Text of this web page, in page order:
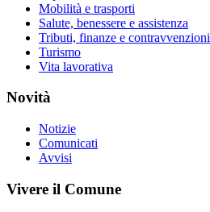
Mobilità e trasporti
Salute, benessere e assistenza
Tributi, finanze e contravvenzioni
Turismo
Vita lavorativa
Novità
Notizie
Comunicati
Avvisi
Vivere il Comune